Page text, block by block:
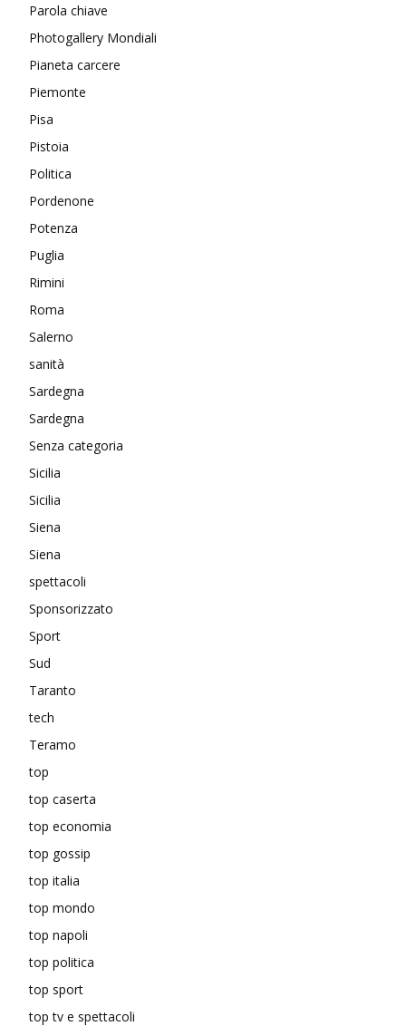
Parola chiave
Photogallery Mondiali
Pianeta carcere
Piemonte
Pisa
Pistoia
Politica
Pordenone
Potenza
Puglia
Rimini
Roma
Salerno
sanità
Sardegna
Sardegna
Senza categoria
Sicilia
Sicilia
Siena
Siena
spettacoli
Sponsorizzato
Sport
Sud
Taranto
tech
Teramo
top
top caserta
top economia
top gossip
top italia
top mondo
top napoli
top politica
top sport
top tv e spettacoli